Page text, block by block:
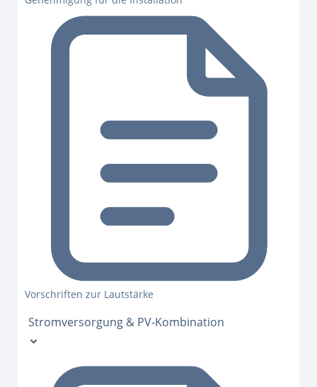
Vorschriften zur Lautstärke
Stromversorgung & PV-Kombination